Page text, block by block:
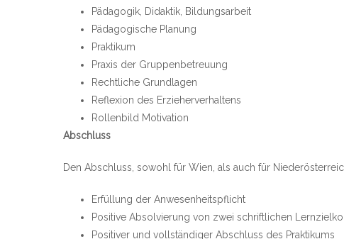
Pädagogik, Didaktik, Bildungsarbeit
Pädagogische Planung
Praktikum
Praxis der Gruppenbetreuung
Rechtliche Grundlagen
Reflexion des Erzieherverhaltens
Rollenbild Motivation
Abschluss
Den Abschluss, sowohl für Wien, als auch für
Erfüllung der Anwesenheitspflicht
Positive Absolvierung von zwei schriftlichen
Positiver und vollständiger Abschluss des Praktikums